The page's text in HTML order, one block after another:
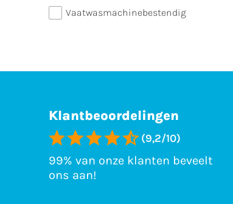
Vaatwasmachinebestendig
Klantbeoordelingen
(9,2/10)
99% van onze klanten beveelt
ons aan!